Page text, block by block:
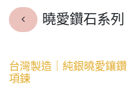
曉愛鑽石系列
台灣製造｜純銀曉愛鑲鑽
項鍊